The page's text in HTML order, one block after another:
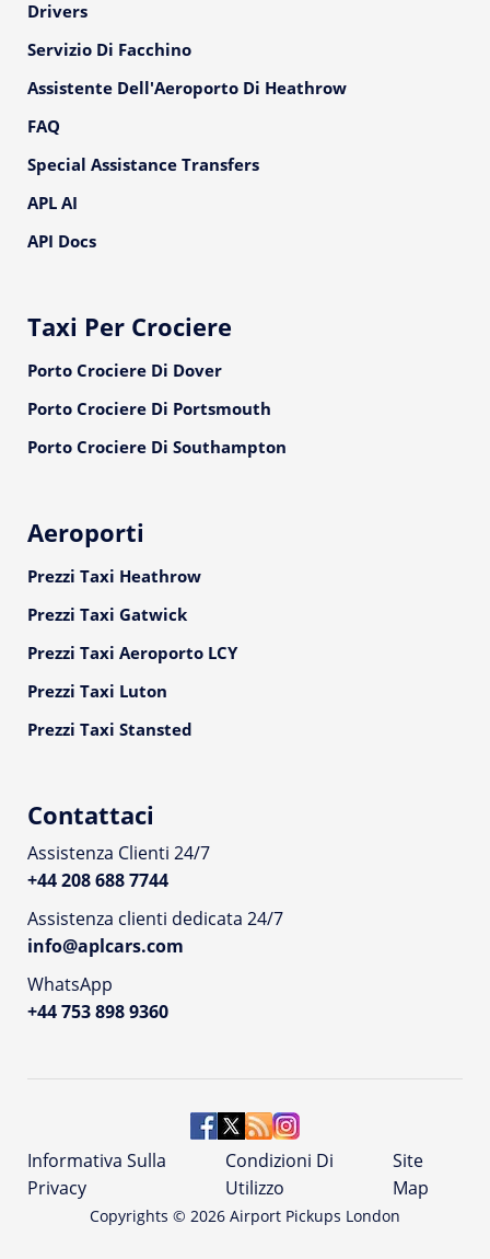
Drivers
Servizio Di Facchino
Assistente Dell'Aeroporto Di Heathrow
FAQ
Special Assistance Transfers
APL AI
API Docs
Taxi Per Crociere
Porto Crociere Di Dover
Porto Crociere Di Portsmouth
Porto Crociere Di Southampton
Aeroporti
Prezzi Taxi Heathrow
Prezzi Taxi Gatwick
Prezzi Taxi Aeroporto LCY
Prezzi Taxi Luton
Prezzi Taxi Stansted
Contattaci
Assistenza Clienti 24/7
+44 208 688 7744
Assistenza clienti dedicata 24/7
info@aplcars.com
WhatsApp
+44 753 898 9360
Copyrights © 2026 Airport Pickups London
Informativa Sulla
Privacy
Condizioni Di
Utilizzo
Site
Map